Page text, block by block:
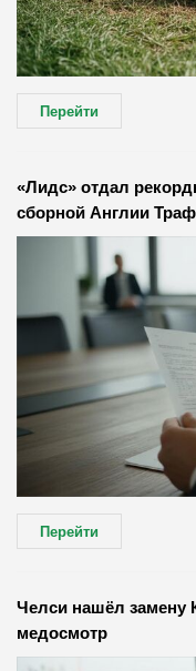
Перейти
«Лидс» отдал
сборной Англии
Перейти
Челси нашёл замену
медосмотр